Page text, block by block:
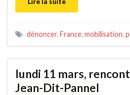
dénoncer, France, mobilisation,
lundi 11 mars,
Jean-Dit-Pannel